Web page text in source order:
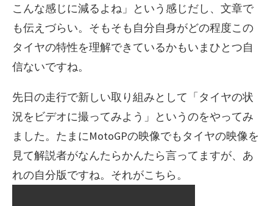
こんな感じに減るよね」という感じだし、文章で
も伝えづらい。そもそも自分自身がどの程度この
タイヤの特性を理解できているかもいまひとつ自
信ないですね。
先日の走行で新しい取り組みとして「タイヤの状
況をビデオに撮ってみよう」というのをやってみ
ました。たまにMotoGPの映像でもタイヤの映像を
見て解説者がなんたらかんたら言ってますが、あ
れの自分版ですね。それがこちら。